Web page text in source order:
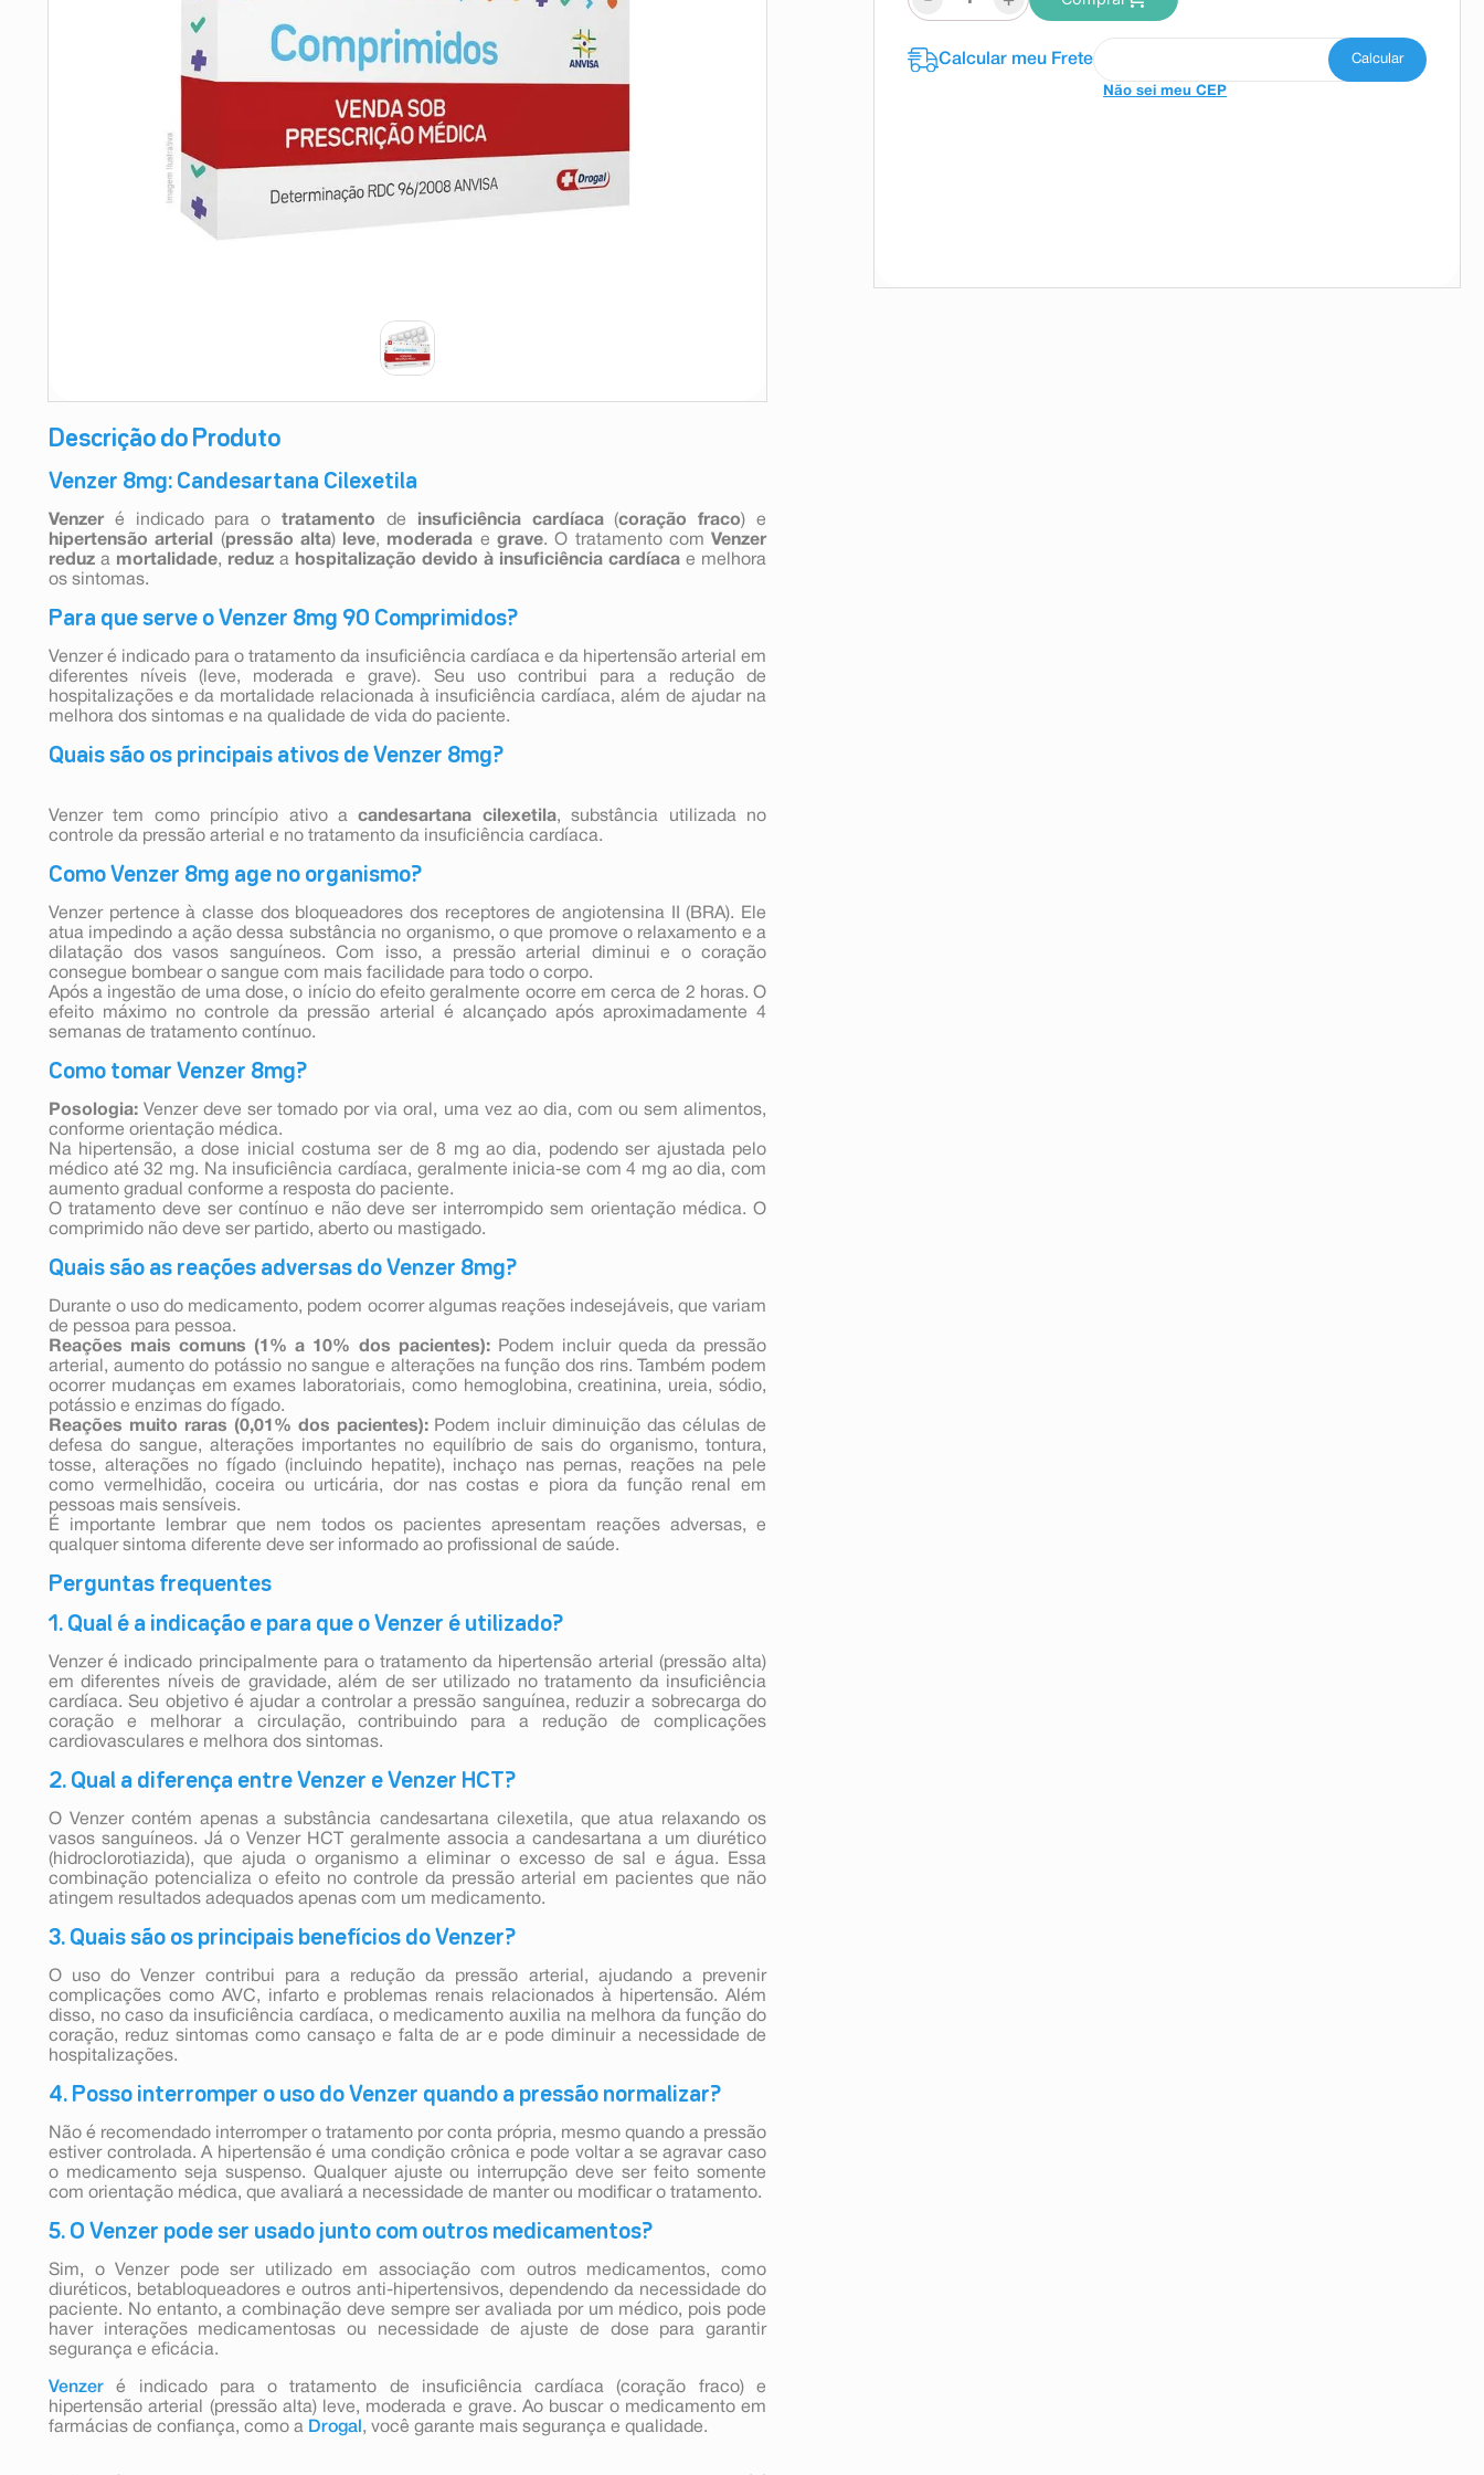
Descrição do Produto
Venzer 8mg: Candesartana Cilexetila
Venzeré indicado para o tratamento de insuficiência cardíaca(coração fraco) e
hipertensão arterial
(pressão alta) leve, moderada e grave. O tratamento comVenzer
reduz a mortalidade, reduz a hospitalização devido à insuficiência cardíaca e melhora
os sintomas.
Para que serve o Venzer 8mg 90 Comprimidos?
Venzer é indicado para o tratamento da insuficiência cardíaca e da hipertensão arterial em
diferentes níveis (leve, moderada e grave). Seu uso contribui para a redução de
hospitalizações e da mortalidade relacionada à insuficiência cardíaca, além de ajudar na
melhora dos sintomas e na qualidade de vida do paciente.
Quais são os principais ativos de Venzer 8mg?
Venzer tem como princípio ativo acandesartana cilexetila, substância utilizada no
controle da pressão arterial e no tratamento da insuficiência cardíaca.
Como Venzer 8mg age no organismo?
Venzer pertence à classe dos bloqueadores dos receptores de angiotensina II (BRA). Ele
atua impedindo a ação dessa substância no organismo, o que promove o relaxamento e a
dilatação dos vasos sanguíneos. Com isso, a pressão arterial diminui e o coração
consegue bombear o sangue com mais facilidade para todo o corpo.
Após a ingestão de uma dose, o início do efeito geralmente ocorre em cerca de 2 horas. O
efeito máximo no controle da pressão arterial é alcançado após aproximadamente 4
semanas de tratamento contínuo.
Como tomar Venzer 8mg?
Posologia:Venzer deve ser tomado por via oral, uma vez ao dia, com ou sem alimentos,
conforme orientação médica.
Na hipertensão, a dose inicial costuma ser de 8 mg ao dia, podendo ser ajustada pelo
médico até 32 mg. Na insuficiência cardíaca, geralmente inicia-se com 4 mg ao dia, com
aumento gradual conforme a resposta do paciente.
O tratamento deve ser contínuo e não deve ser interrompido sem orientação médica. O
comprimido não deve ser partido, aberto ou mastigado.
Quais são as reações adversas do Venzer 8mg?
Durante o uso do medicamento, podem ocorrer algumas reações indesejáveis, que variam
de pessoa para pessoa.
Reações mais comuns (1% a 10% dos pacientes):Podem incluir queda da pressão
arterial, aumento do potássio no sangue e alterações na função dos rins. Também podem
ocorrer mudanças em exames laboratoriais, como hemoglobina, creatinina, ureia, sódio,
potássio e enzimas do fígado.
Reações muito raras (0,01% dos pacientes):Podem incluir diminuição das células de
defesa do sangue, alterações importantes no equilíbrio de sais do organismo, tontura,
tosse, alterações no fígado (incluindo hepatite), inchaço nas pernas, reações na pele
como vermelhidão, coceira ou urticária, dor nas costas e piora da função renal em
pessoas mais sensíveis.
É importante lembrar que nem todos os pacientes apresentam reações adversas, e
qualquer sintoma diferente deve ser informado ao profissional de saúde.
Perguntas frequentes
1. Qual é a indicação e para que o Venzer é utilizado?
Venzer é indicado principalmente para o tratamento da hipertensão arterial (pressão alta)
em diferentes níveis de gravidade, além de ser utilizado no tratamento da insuficiência
cardíaca. Seu objetivo é ajudar a controlar a pressão sanguínea, reduzir a sobrecarga do
coração e melhorar a circulação, contribuindo para a redução de complicações
cardiovasculares e melhora dos sintomas.
2. Qual a diferença entre Venzer e Venzer HCT?
O Venzer contém apenas a substância candesartana cilexetila, que atua relaxando os
vasos sanguíneos. Já o Venzer HCT geralmente associa a candesartana a um diurético
(hidroclorotiazida), que ajuda o organismo a eliminar o excesso de sal e água. Essa
combinação potencializa o efeito no controle da pressão arterial em pacientes que não
atingem resultados adequados apenas com um medicamento.
3. Quais são os principais benefícios do Venzer?
O uso do Venzer contribui para a redução da pressão arterial, ajudando a prevenir
complicações como AVC, infarto e problemas renais relacionados à hipertensão. Além
disso, no caso da insuficiência cardíaca, o medicamento auxilia na melhora da função do
coração, reduz sintomas como cansaço e falta de ar e pode diminuir a necessidade de
hospitalizações.
4. Posso interromper o uso do Venzer quando a pressão normalizar?
Não é recomendado interromper o tratamento por conta própria, mesmo quando a pressão
estiver controlada. A hipertensão é uma condição crônica e pode voltar a se agravar caso
o medicamento seja suspenso. Qualquer ajuste ou interrupção deve ser feito somente
com orientação médica, que avaliará a necessidade de manter ou modificar o tratamento.
5. O Venzer pode ser usado junto com outros medicamentos?
Sim, o Venzer pode ser utilizado em associação com outros medicamentos, como
diuréticos, betabloqueadores e outros anti-hipertensivos, dependendo da necessidade do
paciente. No entanto, a combinação deve sempre ser avaliada por um médico, pois pode
haver interações medicamentosas ou necessidade de ajuste de dose para garantir
segurança e eficácia.
Venzer é indicado para o tratamento de insuficiência cardíaca (coração fraco) e
hipertensão arterial (pressão alta) leve, moderada e grave. Ao buscar o medicamento em
farmácias de confiança, como a Drogal , você garante mais segurança e qualidade.
Não sei meu CEP
teste gravidez
10ºesmalte